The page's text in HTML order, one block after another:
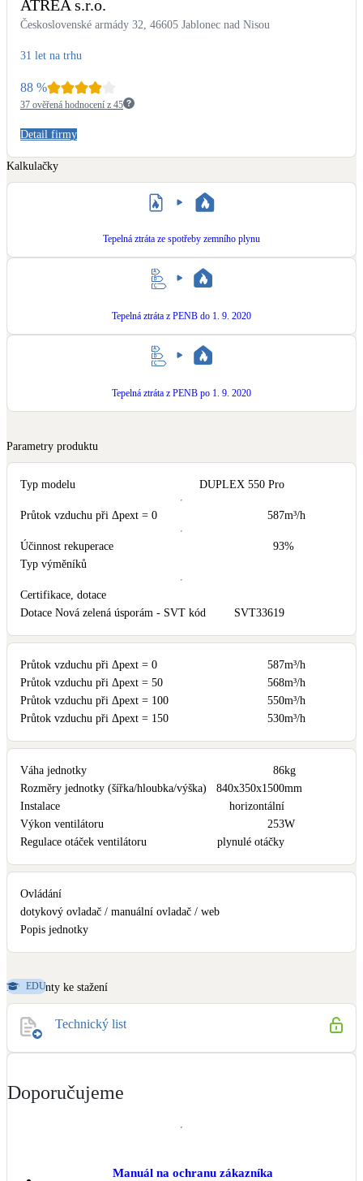
Kotle
Hlavní zdroje vytápění
Pouze velké BESS
Stínicí technika
Rekuperace tepla odpadní vody
Šedá i černá odpadní voda
Doplňkové zdroje vytápění
LED osvětlení
Vnitřní i venkovní
Zelená střecha
Větrné elektrárny
Malé i velké turbíny
ATREA s.r.o.
Československé armády 32, 46605 Jablonec nad Nisou
31 let na trhu
88 %
37 ověřená hodnocení z 45
Detail firmy
Kalkulačky
Tepelná ztráta ze spotřeby zemního plynu
Tepelná ztráta z PENB do 1. 9. 2020
Tepelná ztráta z PENB po 1. 9. 2020
Parametry produktu
Typ modelu DUPLEX 550 Pro
Průtok vzduchu při Δpext = 0 587m³/h
Účinnost rekuperace 93%
Typ výměníků
Certifikace, dotace
Dotace Nová zelená úsporám - SVT kód
SVT33619
Průtok vzduchu při Δpext = 0 587m³/h
Průtok vzduchu při Δpext = 50
568m³/h
Průtok vzduchu při Δpext = 100
550m³/h
Průtok vzduchu při Δpext = 150
530m³/h
Váha jednotky 86kg
Rozměry jednotky (šířka/hloubka/výška)
840x350x1500mm
Instalace
horizontální
Výkon ventilátoru
253W
Regulace otáček ventilátoru
plynulé otáčky
Ovládání
dotykový ovladač / manuální ovladač / web
Popis jednotky
Dokumenty ke stažení
EDU
Technický list
Doporučujeme
Manuál na ochranu zákazníka